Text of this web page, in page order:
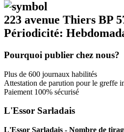
223 avenue Thiers BP
Périodicité:
Pourquoi publier chez nous?
Plus de 600 journaux habilités
Attestation de parution pour le greffe
Paiement 100% sécurisé
L'Essor Sarladais
L'Essor Sarladais - Nombre de